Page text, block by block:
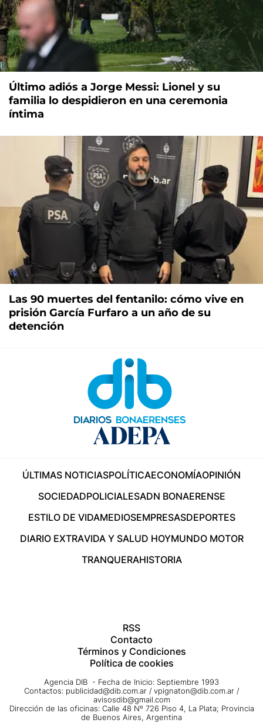
Último adiós a Jorge Messi: Lionel y su
familia lo despidieron en una ceremonia
íntima
Las 90 muertes del fentanilo: cómo vive en
prisión García Furfaro a un año de su
detención
ÚLTIMAS NOTICIASPOLÍTICAECONOMÍAOPINIÓN
SOCIEDADPOLICIALESADN BONAERENSE
ESTILO DE VIDAMEDIOSEMPRESASDEPORTES
DIARIO EXTRAVIDA Y SALUD HOYMUNDO MOTOR
TRANQUERAHISTORIA
RSS
Contacto
Términos y Condiciones
Política de cookies
Agencia DIB - Fecha de Inicio: Septiembre 1993
Contactos: publicidad@dib.com.ar / vpignaton@dib.com.ar /
avisosdib@gmail.com
Dirección de las oficinas: Calle 48 Nº 726 Piso 4, La Plata; Provincia
de Buenos Aires, Argentina